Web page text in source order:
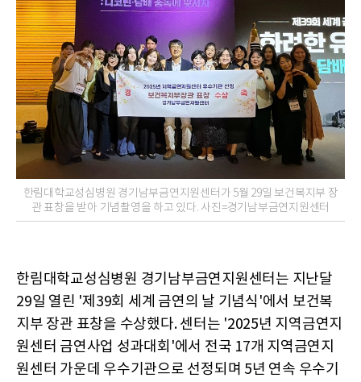
한림대학교성심병원 경기남부금연지원센터가 5월 29일 보건복지부 장
관 표창을 받아 기념촬영을 하고 있다. 사진=경기남부금연지원센터
한림대학교성심병원 경기남부금연지원센터는 지난달
29일 열린 '제39회 세계 금연의 날 기념식'에서 보건복
지부 장관 표창을 수상했다. 센터는 '2025년 지역금연지
원센터 금연사업 성과대회'에서 전국 17개 지역금연지
원센터 가운데 우수기관으로 선정되며 5년 연속 우수기